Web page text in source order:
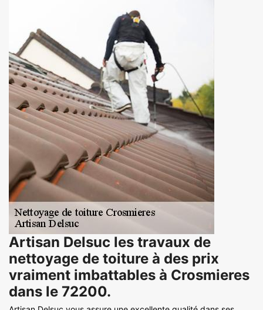
Artisan Delsuc les travaux de
nettoyage de toiture à des prix
vraiment imbattables à Crosmieres
dans le 72200.